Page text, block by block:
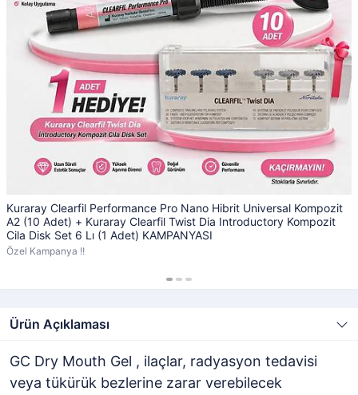
Kuraray Clearfil Performance Pro Nano Hibrit Universal Kompozit
A2 (10 Adet) + Kuraray Clearfil Twist Dia Introductory Kompozit
Cila Disk Set 6 Lı (1 Adet) KAMPANYASI
Özel Kampanya !!
Ürün Açıklaması
GC Dry Mouth Gel , ilaçlar, radyasyon tedavisi
veya tükürük bezlerine zarar verebilecek